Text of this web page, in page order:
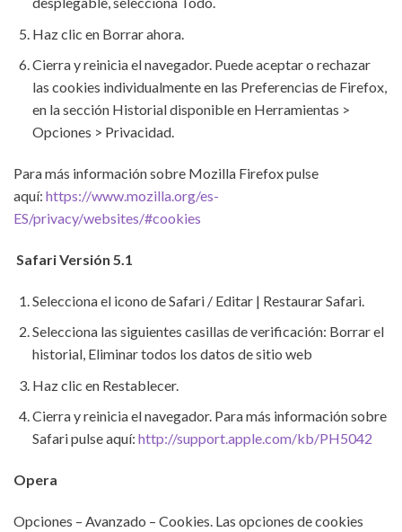
Haz clic en Borrar ahora.
Cierra y reinicia el navegador. Puede aceptar o rechazar
las cookies individualmente en las Preferencias de Firefox,
en la sección Historial disponible en Herramientas >
Opciones > Privacidad.
Para más información sobre Mozilla Firefox pulse
aquí: https://www.mozilla.org/es-
ES/privacy/websites/#cookies
Safari Versión 5.1
Selecciona el icono de Safari / Editar | Restaurar Safari.
Selecciona las siguientes casillas de verificación: Borrar el
historial, Eliminar todos los datos de sitio web
Haz clic en Restablecer.
Cierra y reinicia el navegador. Para más información sobre
Safari pulse aquí: http://support.apple.com/kb/PH5042
Opera
Opciones – Avanzado – Cookies. Las opciones de cookies